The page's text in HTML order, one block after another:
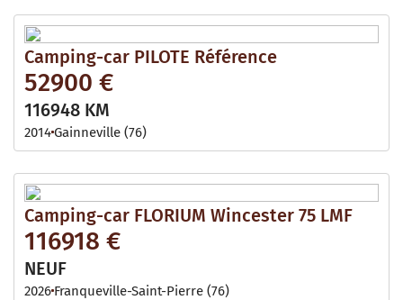
Camping-car PILOTE Référence
52900 €
116948 KM
2014Gainneville (76)
Camping-car FLORIUM Wincester 75 LMF
116918 €
NEUF
2026 Franqueville-Saint-Pierre (76)